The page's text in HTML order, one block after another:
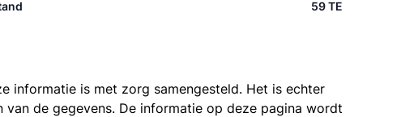
59 TE
informatie is met zorg samengesteld. Het is echter
de gegevens. De informatie op deze pagina wordt